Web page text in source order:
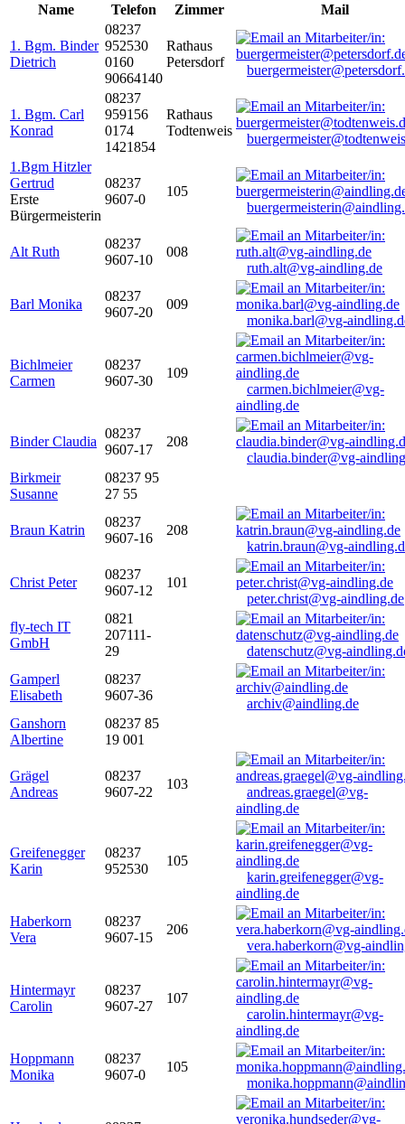
Name
Telefon Zimmer Mail
1. Bgm. Binder
Dietrich
08237
952530
0160
90664140
Rathaus
Petersdorf
1. Bgm. Carl
Konrad
08237
959156
0174
1421854
Rathaus
Todtenweis
1.Bgm Hitzler
Gertrud
Erste
Bürgermeisterin
08237
9607-0
105
Alt Ruth
08237
9607-10
008
ruth.alt@vg-aindling.de
Barl Monika
08237
9607-20
009
monika.barl@vg-
Bichlmeier
Carmen
08237
9607-30
109
carmen.bichlmeier@vg-
aindling.de
Binder Claudia
08237
9607-17
208
claudia.binder@vg-
Birkmeir
Susanne
08237 95
27 55
Braun Katrin
08237
9607-16
208
katrin.braun@vg-
Christ Peter
08237
9607-12
101
peter.christ@vg-aindling.de
fly-tech IT
GmbH
0821
207111-
29
datenschutz@vg-
Gamperl
Elisabeth
08237
9607-36
archiv@aindling.de
Ganshorn
Albertine
08237 85
19 001
Grägel
Andreas
08237
9607-22
103
andreas.graegel@vg-
aindling.de
Greifenegger
Karin
08237
952530
105
karin.greifenegger@vg-
aindling.de
Haberkorn
Vera
08237
9607-15
206
vera.haberkorn@vg-
Hintermayr
Carolin
08237
9607-27
107
carolin.hintermayr@vg-
aindling.de
Hoppmann
Monika
08237
9607-0
105